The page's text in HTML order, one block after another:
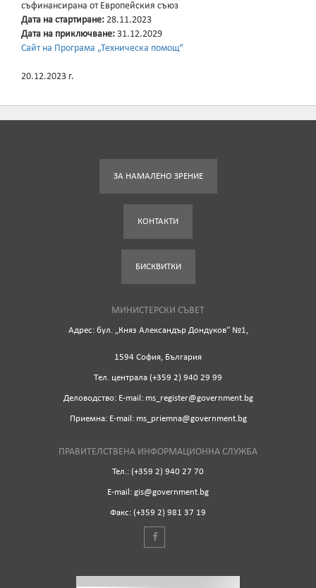
съфинансирана от Европейския съюз
Дата на стартиране: 28.11.2023
Дата на приключване: 31.12.2029
Сайт на Програма „Техническа помощ“
20.12.2023 г.
ЗА НАМАЛЕНО ЗРЕНИЕ
КОНТАКТИ
БИСКВИТКИ
МИНИСТЕРСКИ СЪВЕТ
Адрес: бул. „Княз Александър Дондуков“ №1,
1594 София, България
Tел. централа (+359 2) 940 29 99
Деловодство: Е-mail: ms_register@government.bg
Приемна: Е-mail: ms_priemna@government.bg
ПРАВИТЕЛСТВЕНА ИНФОРМАЦИОННА СЛУЖБА
Тел.: (+359 2) 940 27 70
Е-mail: gis@government.bg
Факс: (+359 2) 981 37 19